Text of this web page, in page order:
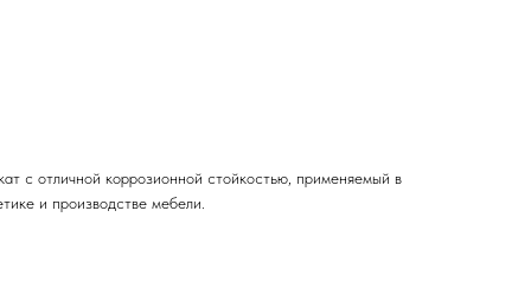
с отличной коррозионной стойкостью, применяемый в
и производстве мебели.